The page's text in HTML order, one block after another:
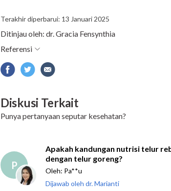
Terakhir diperbarui: 13 Januari 2025